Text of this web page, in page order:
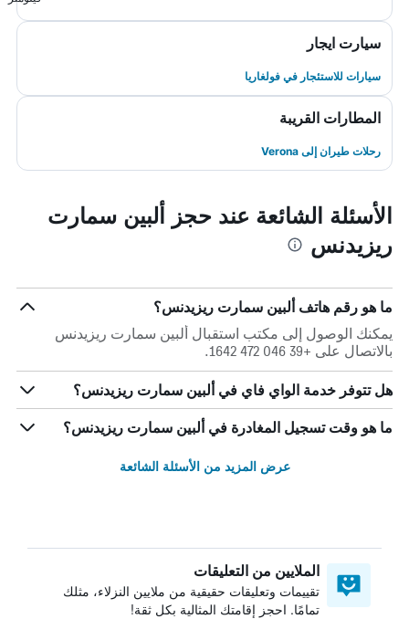
سيارت ايجار
سيارات للاستئجار في فولغاريا
المطارات القريبة
رحلات طيران إلى Verona
الأسئلة الشائعة عند حجز ألبين سمارت
ريزيدنس
ما هو رقم هاتف ألبين سمارت ريزيدنس؟
يمكنك الوصول إلى مكتب استقبال ألبين سمارت ريزيدنس
بالاتصال على +39 046 472 1642.
هل تتوفر خدمة الواي فاي في ألبين سمارت ريزيدنس؟
ما هو وقت تسجيل المغادرة في ألبين سمارت ريزيدنس؟
عرض المزيد من الأسئلة الشائعة
الملايين من التعليقات
تقييمات وتعليقات حقيقية من ملايين النزلاء، مثلك
تمامًا. احجز إقامتك المثالية بكل ثقة!